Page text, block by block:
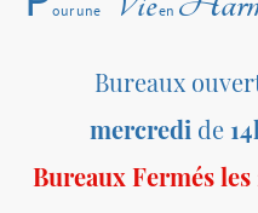
our une en
Bureaux
mercredi de
Bureaux Fermés